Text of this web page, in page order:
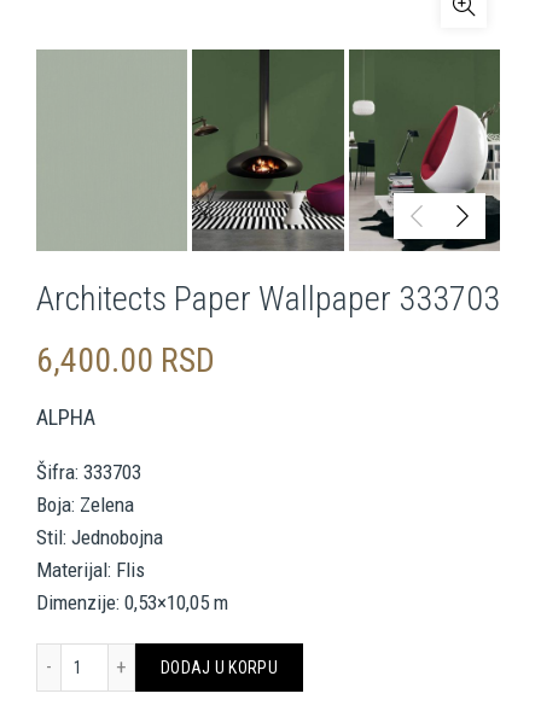
Architects Paper Wallpaper 333703
6,400.00 RSD
ALPHA
Šifra: 333703
Boja: Zelena
Stil: Jednobojna
Materijal: Flis
Dimenzije: 0,53×10,05 m
DODAJ U KORPU